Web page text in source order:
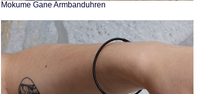
Mokume Gane Armbanduhren